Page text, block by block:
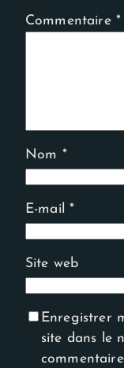
Commentaire *
Nom *
E-mail*
Site web
Enregistrer
site dans le